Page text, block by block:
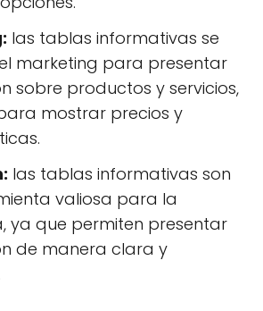
las tablas informativas se
marketing para presentar
sobre productos y servicios,
mostrar precios y
las tablas informativas son
valiosa para la
ya que permiten presentar
de manera clara y